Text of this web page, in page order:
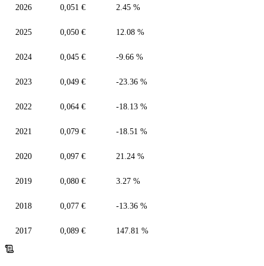
2026 0,051 € 2.45 %
2025 0,050 € 12.08 %
2024 0,045 € -9.66 %
2023 0,049 € -23.36 %
2022 0,064 € -18.13 %
2021 0,079 € -18.51 %
2020 0,097 € 21.24 %
2019 0,080 € 3.27 %
2018 0,077 € -13.36 %
2017 0,089 € 147.81 %